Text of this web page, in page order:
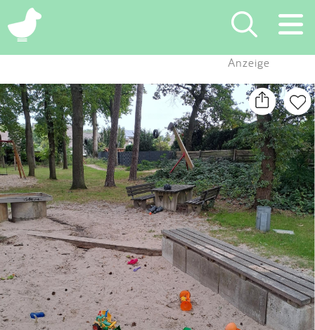
×
Suchen
Eintragen
App
Blog
Partner
Kontakt
Impressum
Anzeige